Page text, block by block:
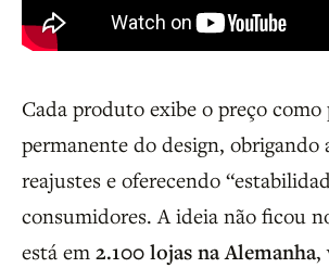
Cada produto exibe o preço como
permanente do design, obrigando
reajustes e oferecendo
consumidores. A ideia não ficou
está em 2.100 lojas na Alemanha,